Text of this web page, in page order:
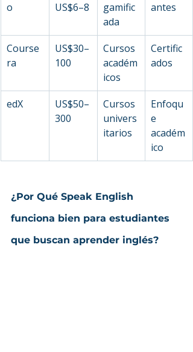
o
US$6–8
gamific
ada
antes
Course
ra
US$30–
100
Cursos
académ
icos
Certific
ados
edX
US$50–
300
Cursos
univers
itarios
Enfoqu
e
académ
ico
¿Por Qué Speak English
funciona bien para estudiantes
que buscan aprender inglés?